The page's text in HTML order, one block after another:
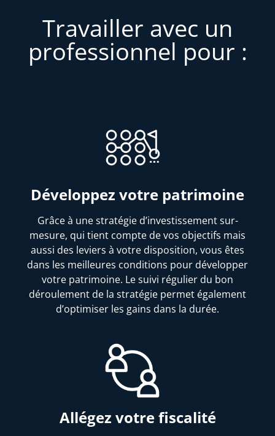
Travailler avec un
professionnel pour :
Développez votre patrimoine
Grâce à une stratégie d’investissement sur-
mesure, qui tient compte de vos objectifs mais
aussi des leviers à votre disposition, vous êtes
dans les meilleures conditions pour développer
votre patrimoine. Le suivi régulier du bon
déroulement de la stratégie permet également
d’optimiser les gains dans la durée.
Allégez votre fiscalité